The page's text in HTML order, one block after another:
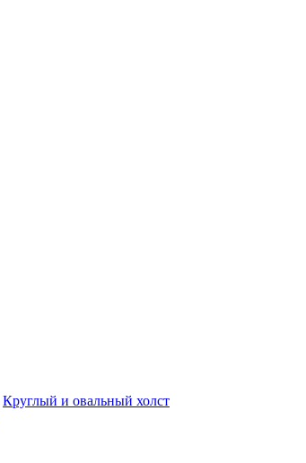
Круглый и овальный холст